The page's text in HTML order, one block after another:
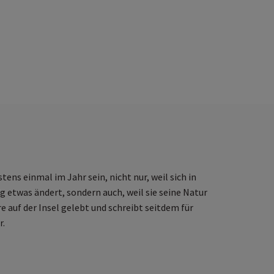
einmal im Jahr sein, nicht nur, weil sich in
etwas ändert, sondern auch, weil sie seine Natur
auf der Insel gelebt und schreibt seitdem für